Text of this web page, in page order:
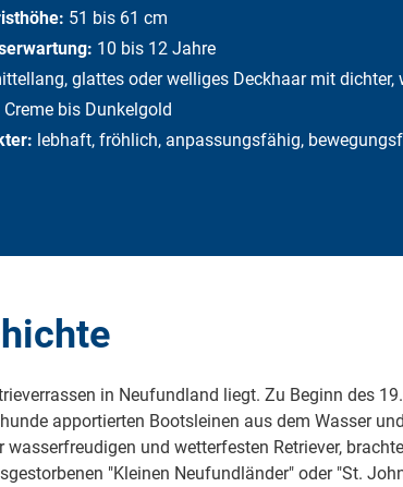
Häufige Fragen
51 bis 61 cm
10 bis 12 Jahre
glattes oder welliges Deckhaar mit dichter,
Creme bis Dunkelgold
lebhaft, fröhlich, anpassungsfähig,
in Neufundland liegt. Zu Beginn des
apportierten Bootsleinen aus dem Wasser
und wetterfesten Retriever,
"Kleinen Neufundländer" oder "St.